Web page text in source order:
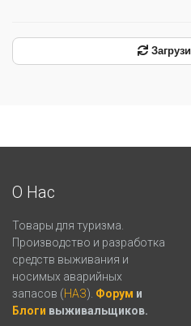
О Нас
Товары для туризма.
Производство и разработка
средств выживания и
носимых аварийных
запасов (НАЗ). Форум и
Блоги выживальщиков.